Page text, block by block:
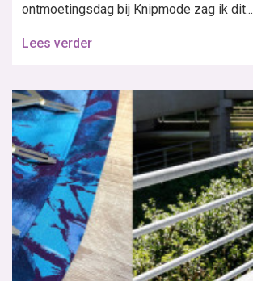
ontmoetingsdag bij Knipmode zag ik dit...
Lees verder